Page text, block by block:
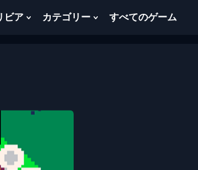
ビア Showカテゴリー Showすべてのゲーム